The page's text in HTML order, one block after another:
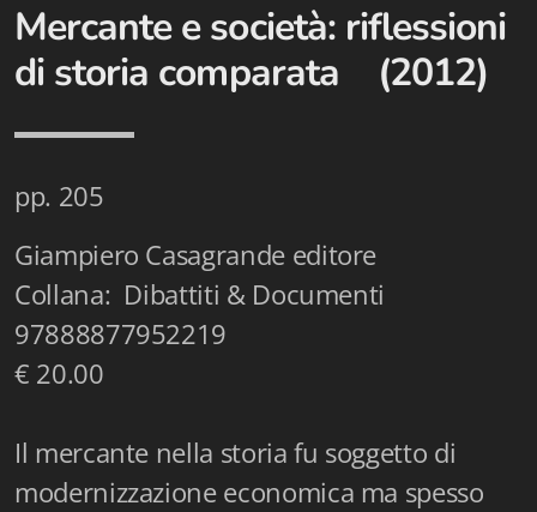
Mercante e società: riflessioni
di storia comparata (2012)
pp. 205
Giampiero Casagrande editore
Collana: Dibattiti & Documenti
97888877952219
€ 20.00
Il mercante nella storia fu soggetto di
modernizzazione economica ma spesso
Immagini & Arte
Istituzioni - Società - Cittadini
Jus Helveticum
Maestri della Pietra
Storia